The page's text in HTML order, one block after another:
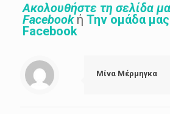
Ακολουθήστε τη σελίδα
Facebook ή Την ομάδα
Facebook
Μίνα Μέρμηγκα